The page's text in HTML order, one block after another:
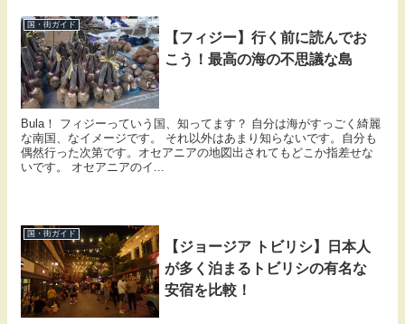
国・街ガイド
【フィジー】行く前に読んでお
こう！最高の海の不思議な島
Bula！ フィジーっていう国、知ってます？ 自分は海がすっごく綺麗
な南国、なイメージです。 それ以外はあまり知らないです。自分も
偶然行った次第です。オセアニアの地図出されてもどこか指差せな
いです。 オセアニアのイ...
国・街ガイド
【ジョージア トビリシ】日本人
が多く泊まるトビリシの有名な
安宿を比較！